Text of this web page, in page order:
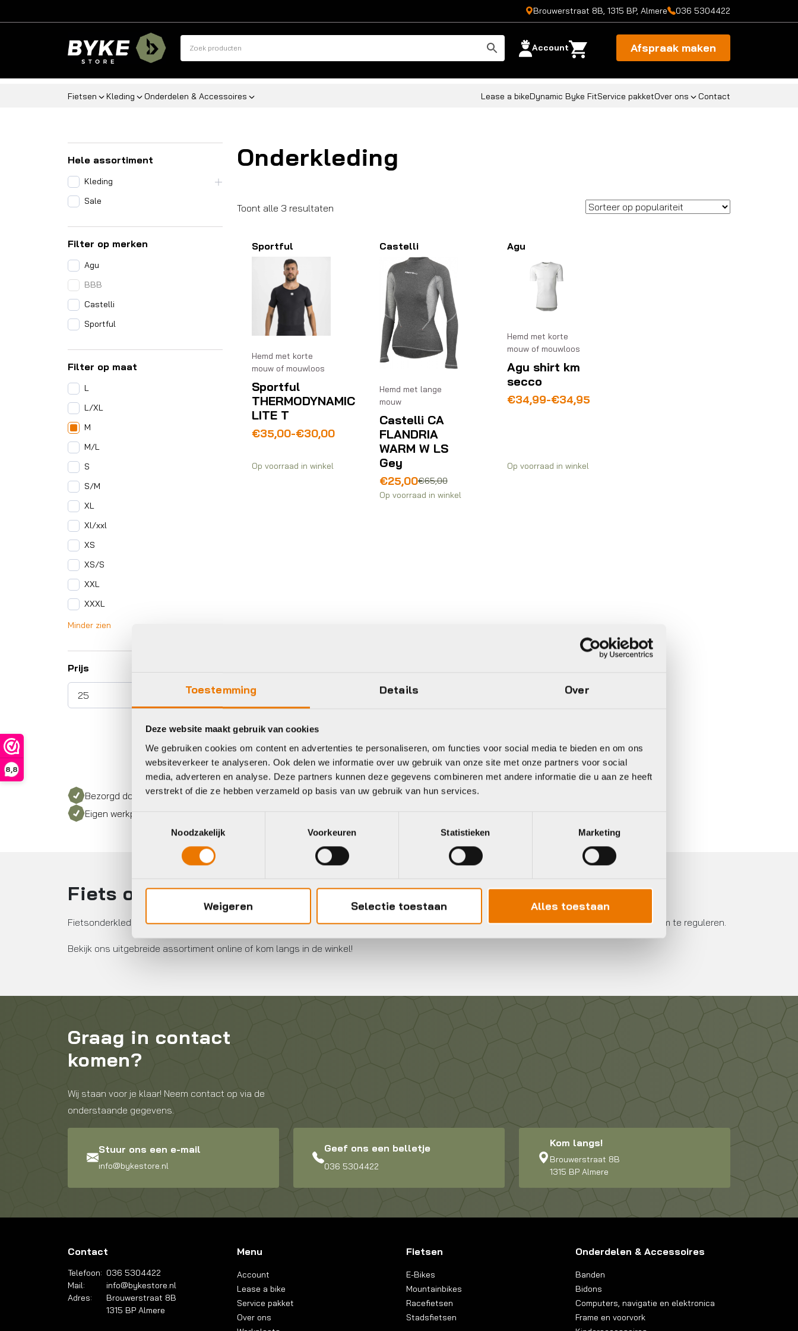
Toestemming Details Over
Deze website maakt gebruik van cookies
We gebruiken cookies om content en advertenties te personaliseren, om functies voor social media te bieden en om ons
websiteverkeer te analyseren. Ook delen we informatie over uw gebruik van onze site met onze partners voor social
media, adverteren en analyse. Deze partners kunnen deze gegevens combineren met andere informatie die u aan ze heeft
verstrekt of die ze hebben verzameld op basis van uw gebruik van hun services.
Toestemmingsselectie
Noodzakelijk
Voorkeuren Statistieken Marketing
Weigeren Selectie toestaan Alles toestaan
8,8
Brouwerstraat 8B, 1315 BP, Almere 036 5304422
Account Afspraak maken
Fietsen Kleding Onderdelen & Accessoires Lease a bikeDynamic Byke FitService pakketOver ons Contact
Hele assortiment
Kleding
Sale
Filter op merken
Agu
BBB
Castelli
Sportful
Filter op maat
L
L/XL
M
M/L
S
S/M
XL
Xl/xxl
XS
XS/S
XXL
XXXL
Minder zien
Prijs
Onderkleding
Toont alle 3 resultaten
populariteit
Sportful
Hemd met korte
mouw of mouwloos
Sportful
THERMODYNAMIC
LITE T
€30,00
-
€35,00
Prijsklasse:
€35,00
Op voorraad in winkel
Castelli
Hemd met lange
mouw
Castelli CA
FLANDRIA
WARM W LS
Gey
€65,00
Oorspronkelijke
prijs
€25,00
Huidige
prijs
Op voorraad in winkel
Agu
Hemd met korte
mouw of mouwloos
Agu shirt km
secco
€34,95
-
€34,99
Prijsklasse:
Op voorraad in winkel
Bezorgd door heel Nederland Gratisverzending vanaf €50
Eigen werkplaats met gecertificeerd personeel
Fiets onderkleding kopen
Fietsonderkleding voor dames & heren. Fiets onderkleding is de basis van je outfit! Onderkleding is gemaakt om de temperatuur van je lichaam te reguleren.
Bekijk ons uitgebreide assortiment online of kom langs in de winkel!
Graag in contact
komen?
Wij staan voor je klaar! Neem contact op via de
onderstaande gegevens.
Stuur ons een e-mail
info@bykestore.nl
Geef ons een belletje
036 5304422
Kom langs!
Brouwerstraat 8B
1315 BP Almere
Contact
Telefoon: 036 5304422
Mail:
info@bykestore.nl
Adres:
Brouwerstraat 8B
1315 BP Almere
Menu
Account
Lease a bike
Service pakket
Over ons
Fietsen
E-Bikes
Mountainbikes
Racefietsen
Stadsfietsen
Onderdelen & Accessoires
Banden
Bidons
Computers, navigatie en elektronica
Frame en voorvork